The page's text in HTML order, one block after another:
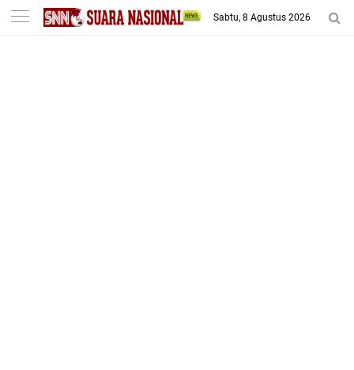
-->
Sabtu, 8 Agustus 2026